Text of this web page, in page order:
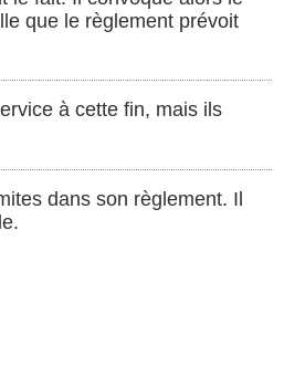
que le règlement prévoit
à cette fin, mais ils
dans son règlement. Il